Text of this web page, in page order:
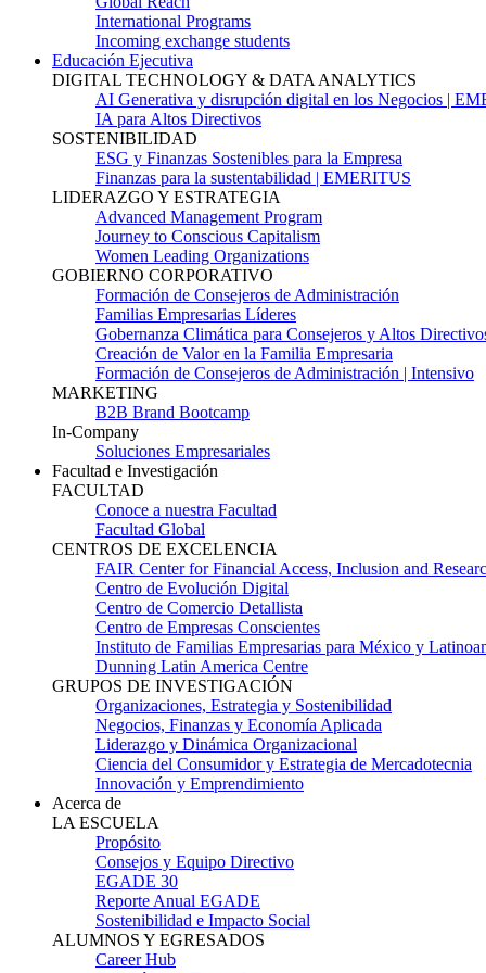
International Programs
Incoming exchange students
Educación Ejecutiva
DIGITAL TECHNOLOGY & DATA ANALYTICS
AI Generativa y disrupción digital en los Negocios |
IA para Altos Directivos
SOSTENIBILIDAD
ESG y Finanzas Sostenibles para la Empresa
Finanzas para la sustentabilidad | EMERITUS
LIDERAZGO Y ESTRATEGIA
Advanced Management Program
Journey to Conscious Capitalism
Women Leading Organizations
GOBIERNO CORPORATIVO
Formación de Consejeros de Administración
Familias Empresarias Líderes
Gobernanza Climática para Consejeros y Altos
Creación de Valor en la Familia Empresaria
Formación de Consejeros de Administración | Intensivo
MARKETING
B2B Brand Bootcamp
In-Company
Soluciones Empresariales
Facultad e Investigación
FACULTAD
Conoce a nuestra Facultad
Facultad Global
CENTROS DE EXCELENCIA
FAIR Center for Financial Access, Inclusion and
Centro de Evolución Digital
Centro de Comercio Detallista
Centro de Empresas Conscientes
Instituto de Familias Empresarias para México y
Dunning Latin America Centre
GRUPOS DE INVESTIGACIÓN
Organizaciones, Estrategia y Sostenibilidad
Negocios, Finanzas y Economía Aplicada
Liderazgo y Dinámica Organizacional
Ciencia del Consumidor y Estrategia de Mercadotecnia
Innovación y Emprendimiento
Acerca de
LA ESCUELA
Propósito
Consejos y Equipo Directivo
EGADE 30
Reporte Anual EGADE
Sostenibilidad e Impacto Social
ALUMNOS Y EGRESADOS
Career Hub